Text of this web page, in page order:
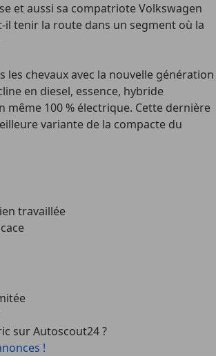
et aussi sa compatriote Volkswagen
il tenir la route dans un segment où la
les chevaux avec la nouvelle génération
en diesel, essence, hybride
même 100 % électrique. Cette dernière
variante de la compacte du
travaillée
sur Autoscout24 ?
!